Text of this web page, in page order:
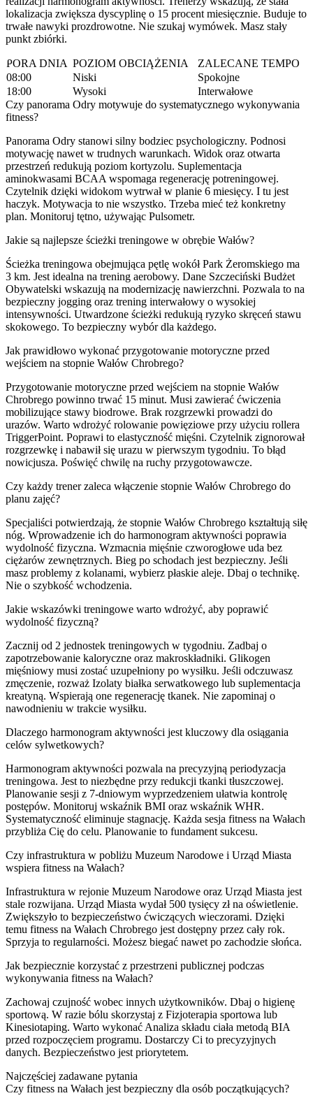
lokalizacja zwiększa dyscyplinę o 15 procent miesięcznie. Buduje to
trwałe nawyki prozdrowotne. Nie szukaj wymówek. Masz stały
punkt zbiórki.
PORA DNIA POZIOM OBCIĄŻENIA
ZALECANE TEMPO
08:00
Niski
Spokojne
18:00
Wysoki
Interwałowe
Czy panorama Odry motywuje do systematycznego wykonywania
fitness?
Panorama Odry stanowi silny bodziec psychologiczny. Podnosi
motywację nawet w trudnych warunkach. Widok oraz otwarta
przestrzeń redukują poziom kortyzolu. Suplementacja
aminokwasami BCAA wspomaga regenerację potreningowej.
Czytelnik dzięki widokom wytrwał w planie 6 miesięcy. I tu jest
haczyk. Motywacja to nie wszystko. Trzeba mieć też konkretny
plan. Monitoruj tętno, używając Pulsometr.
Jakie są najlepsze ścieżki treningowe w obrębie Wałów?
Ścieżka treningowa obejmująca pętlę wokół Park Żeromskiego ma
3 km. Jest idealna na trening aerobowy. Dane Szczeciński Budżet
Obywatelski wskazują na modernizację nawierzchni. Pozwala to na
bezpieczny jogging oraz trening interwałowy o wysokiej
intensywności. Utwardzone ścieżki redukują ryzyko skręceń stawu
skokowego. To bezpieczny wybór dla każdego.
Jak prawidłowo wykonać przygotowanie motoryczne przed
wejściem na stopnie Wałów Chrobrego?
Przygotowanie motoryczne przed wejściem na stopnie Wałów
Chrobrego powinno trwać 15 minut. Musi zawierać ćwiczenia
mobilizujące stawy biodrowe. Brak rozgrzewki prowadzi do
urazów. Warto wdrożyć rolowanie powięziowe przy użyciu rollera
TriggerPoint. Poprawi to elastyczność mięśni. Czytelnik zignorował
rozgrzewkę i nabawił się urazu w pierwszym tygodniu. To błąd
nowicjusza. Poświęć chwilę na ruchy przygotowawcze.
Czy każdy trener zaleca włączenie stopnie Wałów Chrobrego do
planu zajęć?
Specjaliści potwierdzają, że stopnie Wałów Chrobrego kształtują siłę
nóg. Wprowadzenie ich do harmonogram aktywności poprawia
wydolność fizyczna. Wzmacnia mięśnie czworogłowe uda bez
ciężarów zewnętrznych. Bieg po schodach jest bezpieczny. Jeśli
masz problemy z kolanami, wybierz płaskie aleje. Dbaj o technikę.
Nie o szybkość wchodzenia.
Jakie wskazówki treningowe warto wdrożyć, aby poprawić
wydolność fizyczną?
Zacznij od 2 jednostek treningowych w tygodniu. Zadbaj o
zapotrzebowanie kaloryczne oraz makroskładniki. Glikogen
mięśniowy musi zostać uzupełniony po wysiłku. Jeśli odczuwasz
zmęczenie, rozważ Izolaty białka serwatkowego lub suplementacja
kreatyną. Wspierają one regenerację tkanek. Nie zapominaj o
nawodnieniu w trakcie wysiłku.
Dlaczego harmonogram aktywności jest kluczowy dla osiągania
celów sylwetkowych?
Harmonogram aktywności pozwala na precyzyjną periodyzacja
treningowa. Jest to niezbędne przy redukcji tkanki tłuszczowej.
Planowanie sesji z 7-dniowym wyprzedzeniem ułatwia kontrolę
postępów. Monitoruj wskaźnik BMI oraz wskaźnik WHR.
Systematyczność eliminuje stagnację. Każda sesja fitness na Wałach
przybliża Cię do celu. Planowanie to fundament sukcesu.
Czy infrastruktura w pobliżu Muzeum Narodowe i Urząd Miasta
wspiera fitness na Wałach?
Infrastruktura w rejonie Muzeum Narodowe oraz Urząd Miasta jest
stale rozwijana. Urząd Miasta wydał 500 tysięcy zł na oświetlenie.
Zwiększyło to bezpieczeństwo ćwiczących wieczorami. Dzięki
temu fitness na Wałach Chrobrego jest dostępny przez cały rok.
Sprzyja to regularności. Możesz biegać nawet po zachodzie słońca.
Jak bezpiecznie korzystać z przestrzeni publicznej podczas
wykonywania fitness na Wałach?
Zachowaj czujność wobec innych użytkowników. Dbaj o higienę
sportową. W razie bólu skorzystaj z Fizjoterapia sportowa lub
Kinesiotaping. Warto wykonać Analiza składu ciała metodą BIA
przed rozpoczęciem programu. Dostarczy Ci to precyzyjnych
danych. Bezpieczeństwo jest priorytetem.
Najczęściej zadawane pytania
Czy fitness na Wałach jest bezpieczny dla osób początkujących?